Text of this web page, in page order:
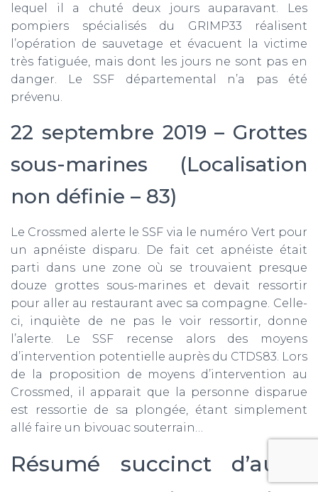
lequel il a chuté deux jours auparavant. Les
pompiers spécialisés du GRIMP33 réalisent
l’opération de sauvetage et évacuent la victime
très fatiguée, mais dont les jours ne sont pas en
danger. Le SSF départemental n’a pas été
prévenu.
22 septembre 2019 – Grottes
sous-marines (Localisation
non définie – 83)
Le Crossmed alerte le SSF via le numéro Vert pour
un apnéiste disparu. De fait cet apnéiste était
parti dans une zone où se trouvaient presque
douze grottes sous-marines et devait ressortir
pour aller au restaurant avec sa compagne. Celle-
ci, inquiète de ne pas le voir ressortir, donne
l’alerte. Le SSF recense alors des moyens
d’intervention potentielle auprès du CTDS83. Lors
de la proposition de moyens d’intervention au
Crossmed, il apparait que la personne disparue
est ressortie de sa plongée, étant simplement
allé faire un bivouac souterrain…
Résumé succinct d’auto-